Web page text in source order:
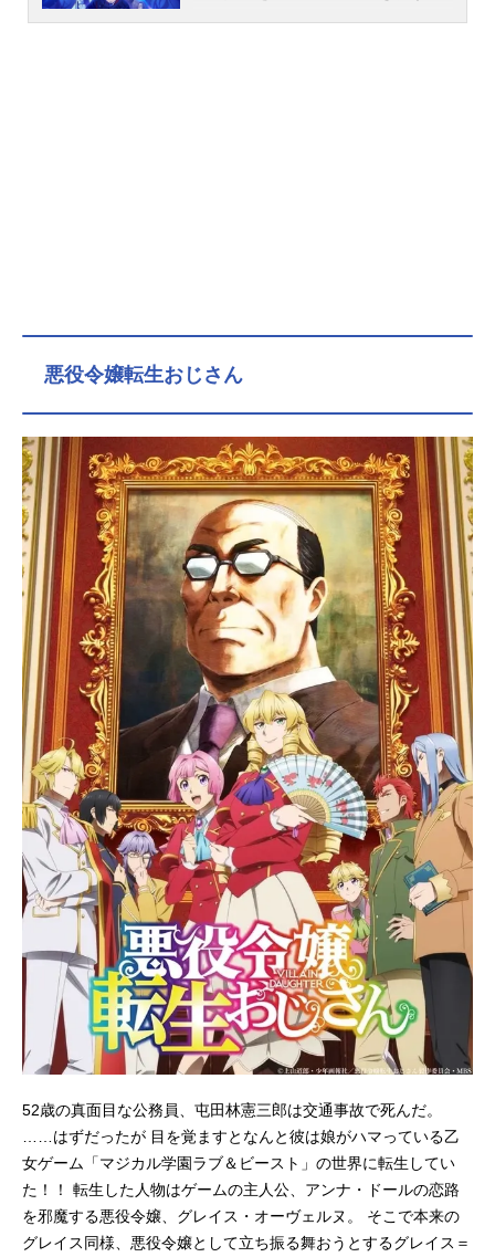
終夜篇放送形態TVアニメシリーズ青
（土）～2025年3月22日（土）TOKY
ィスト・フェレス：神谷浩史藤本獅
郎：平田広明ユリ・エギン：林原め
ぐみサタン：鈴木達央ルシフェル：
内山昂輝獅郎（少年）：浪川大輔シ
ェミハザ：中上育美オセオラ・レッ
ドアーム：乃村健次ルーシー・陽：
斉藤貴美子ニコラエ・エミネスク：
綿貫竜之介リック・リンカーン：入
野自由ジェニ・カル：広橋涼スタッ
フ原作：加藤和恵（集英社「ジャン
プSQ.」連載）監督：吉田大輔シリー
ズ構成：...
悪役令嬢転生おじさん
52歳の真面目な公務員、屯田林憲三郎は交通事故で死んだ。
……はずだったが 目を覚ますとなんと彼は娘がハマっている乙
女ゲーム「マジカル学園ラブ＆ビースト」の世界に転生してい
た！！ 転生した人物はゲームの主人公、アンナ・ドールの恋路
を邪魔する悪役令嬢、グレイス・オーヴェルヌ。 そこで本来の
グレイス同様、悪役令嬢として立ち振る舞おうとするグレイス＝